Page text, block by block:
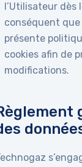
l’Utilisateur dès
conséquent
présente
cookies afin de
modifications.